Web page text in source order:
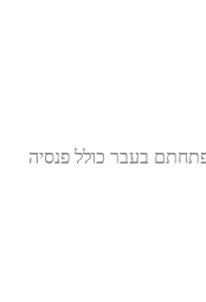
בעבר כולל פנסיה